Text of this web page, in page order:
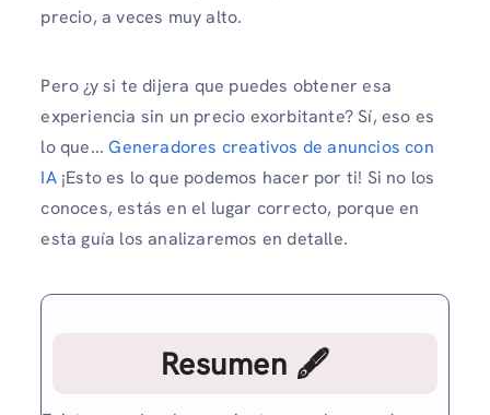
precio, a veces muy alto.
Pero ¿y si te dijera que puedes obtener esa
experiencia sin un precio exorbitante? Sí, eso es
lo que...Generadores creativos de anuncios con
IA¡Esto es lo que podemos hacer por ti! Si no los
conoces, estás en el lugar correcto, porque en
esta guía los analizaremos en detalle.
Resumen 🖋